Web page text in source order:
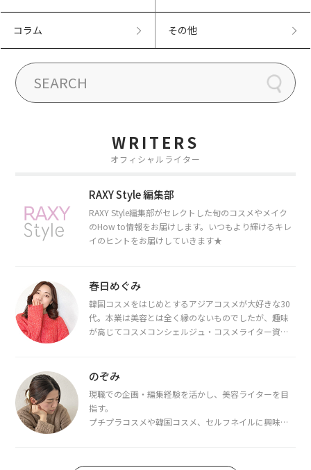
コラム その他
WRITERS
オフィシャルライター
RAXY Style 編集部
RAXY Style編集部がセレクトした旬のコスメやメイク
のHow to情報をお届けします。いつもより輝けるキレ
イのヒントをお届けしていきます★
春日めぐみ
韓国コスメをはじめとするアジアコスメが大好きな30
代。本業は美容とは全く縁のないものでしたが、趣味
が高じてコスメコンシェルジュ・コスメライター資格
断・骨格診断によるイメージコンサルティングも行っ
のぞみ
現職での企画・編集経験を活かし、美容ライターを目
指す。
プチプラコスメや韓国コスメ、セルフネイルに興味が
日本化粧品検定1級保有。